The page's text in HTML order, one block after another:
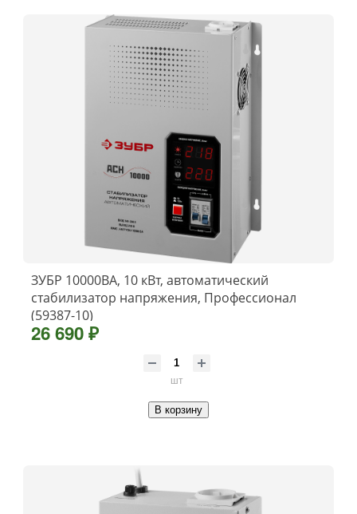
ЗУБР 10000ВА, 10 кВт, автоматический
стабилизатор напряжения, Профессионал
(59387-10)
26 690 ₽
шт
В корзину